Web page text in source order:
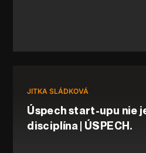
JITKA SLÁDKOVÁ
Úspech start-upu nie
disciplína | ÚSPECH.